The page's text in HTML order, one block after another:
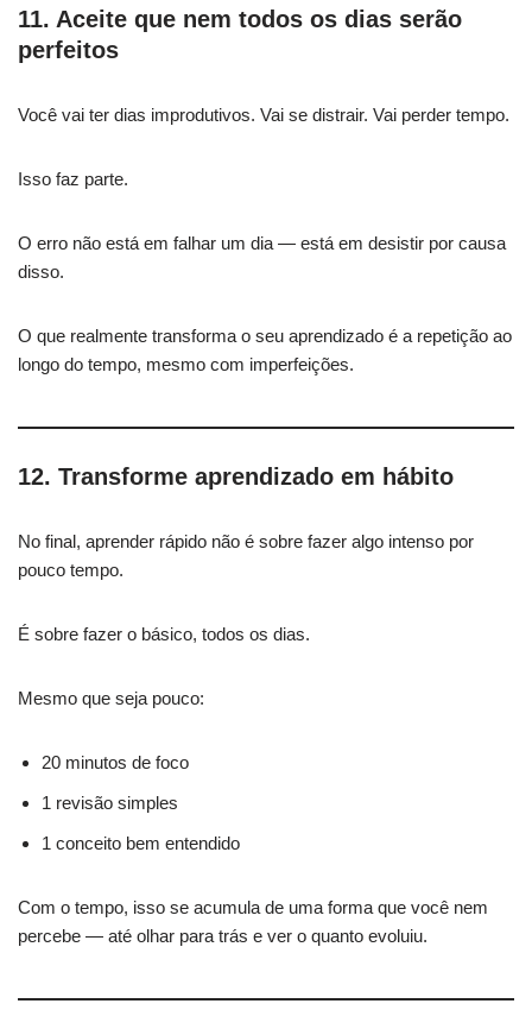
11. Aceite que nem todos os dias serão
perfeitos
Você vai ter dias improdutivos. Vai se distrair. Vai perder tempo.
Isso faz parte.
O erro não está em falhar um dia — está em desistir por causa
disso.
O que realmente transforma o seu aprendizado é a repetição ao
longo do tempo, mesmo com imperfeições.
12. Transforme aprendizado em hábito
No final, aprender rápido não é sobre fazer algo intenso por
pouco tempo.
É sobre fazer o básico, todos os dias.
Mesmo que seja pouco:
20 minutos de foco
1 revisão simples
1 conceito bem entendido
Com o tempo, isso se acumula de uma forma que você nem
percebe — até olhar para trás e ver o quanto evoluiu.